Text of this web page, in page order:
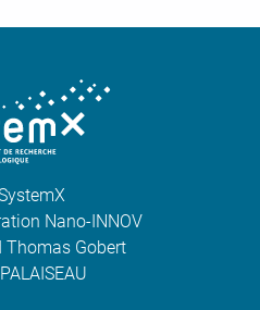
Nano-INNOV
Thomas Gobert